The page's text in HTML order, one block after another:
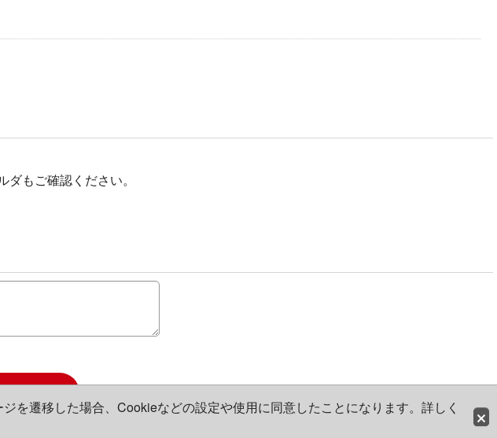
もご確認ください。
を遷移した場合、Cookieなどの設定や使用に同意したことになります。詳しく